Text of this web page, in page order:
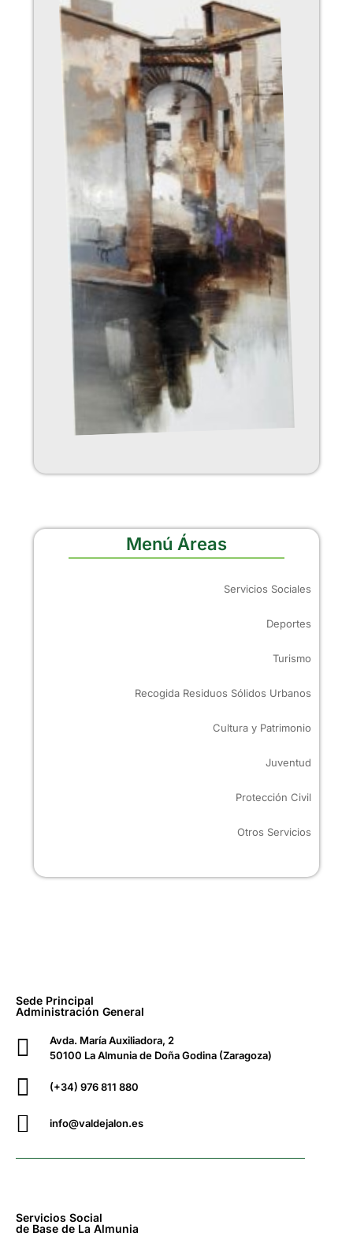
Menú Áreas
Servicios Sociales
Deportes
Turismo
Recogida Residuos Sólidos Urbanos
Cultura y Patrimonio
Juventud
Protección Civil
Otros Servicios
Sede Principal
Administración General
Avda. María Auxiliadora, 2
50100 La Almunia de Doña Godina (Zaragoza)
(+34) 976 811 880
info@valdejalon.es
Servicios Social
de Base de La Almunia